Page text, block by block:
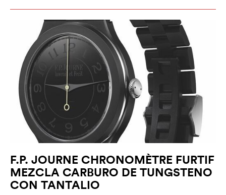
F.P. JOURNE CHRONOMÈTRE FURTIF
MEZCLA CARBURO DE TUNGSTENO
CON TANTALIO